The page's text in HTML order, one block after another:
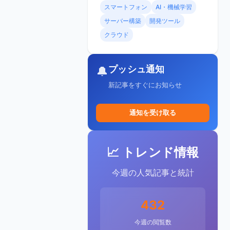
スマートフォン
AI・機械学習
サーバー構築
開発ツール
クラウド
🔔プッシュ通知
新記事をすぐにお知らせ
通知を受け取る
📈 トレンド情報
今週の人気記事と統計
432
今週の閲覧数